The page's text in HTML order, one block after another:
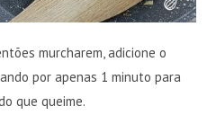
murcharem, adicione o
por apenas 1 minuto para
que queime.